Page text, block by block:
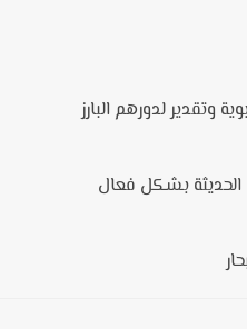
وتقدير لدورهم البارز
بشكل فعال